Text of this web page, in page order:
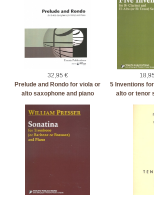
32,95 €
Prelude and Rondo for viola or
alto saxophone and piano
5 Inventions
alto or tenor